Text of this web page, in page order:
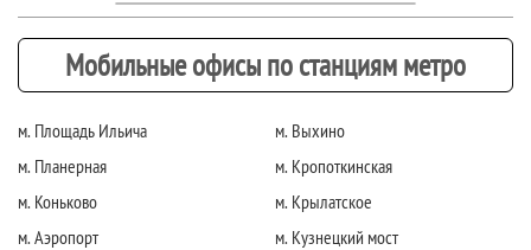
Мобильные офисы по станциям метро
м. Площадь Ильича
м. Планерная
м. Коньково
м. Аэропорт
м. Выхино
м. Кропоткинская
м. Крылатское
м. Кузнецкий мост